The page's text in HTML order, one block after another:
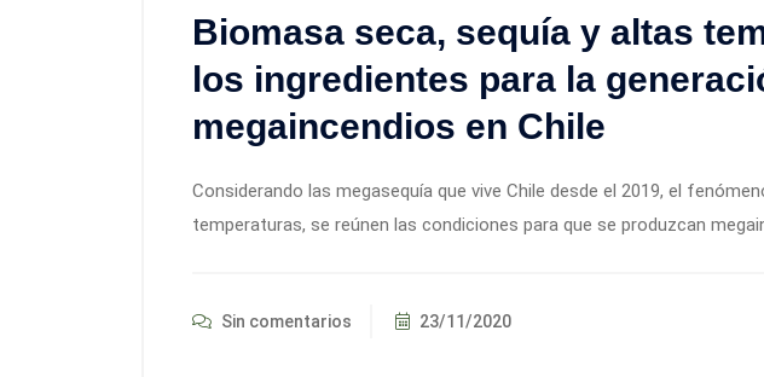
Biomasa seca, sequía y altas
los ingredientes para la
megaincendios en Chile
Considerando las megasequía que vive Chile desde el 2019, el
temperaturas, se reúnen las condiciones para que se produzcan
Sin comentarios 23/11/2020